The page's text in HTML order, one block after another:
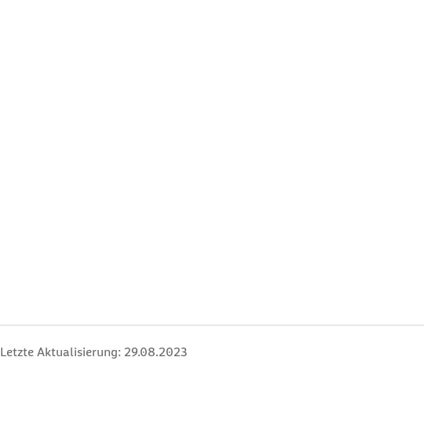
Letzte Aktualisierung: 29.08.2023